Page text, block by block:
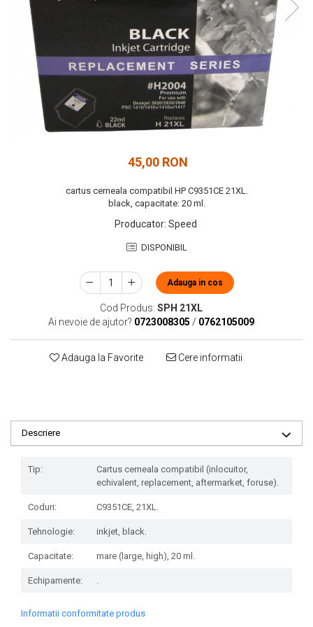
45,00 RON
cartus cerneala compatibil HP C9351CE 21XL.
black, capacitate: 20 ml.
Producator: Speed
DISPONIBIL
Adauga in cos
Cod Produs: SPH 21XL
Ai nevoie de ajutor? 0723008305 / 0762105009
Adauga la Favorite Cere informatii
Descriere
Tip:
Cartus cerneala compatibil (inlocuitor,
echivalent, replacement, aftermarket, foruse).
Coduri: C9351CE, 21XL.
Tehnologie: inkjet, black.
Capacitate: mare (large, high), 20 ml.
Echipamente: .
Informatii conformitate produs